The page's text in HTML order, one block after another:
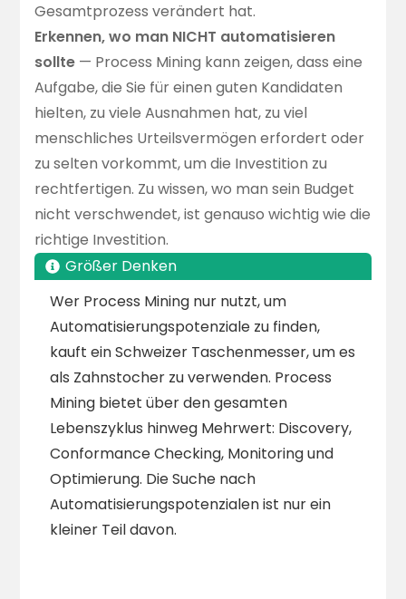
Gesamtprozess verändert hat.
Erkennen, wo man NICHT automatisieren
sollte — Process Mining kann zeigen, dass eine
Aufgabe, die Sie für einen guten Kandidaten
hielten, zu viele Ausnahmen hat, zu viel
menschliches Urteilsvermögen erfordert oder
zu selten vorkommt, um die Investition zu
rechtfertigen. Zu wissen, wo man sein Budget
nicht verschwendet, ist genauso wichtig wie die
richtige Investition.
Größer Denken
Wer Process Mining nur nutzt, um
Automatisierungspotenziale zu finden,
kauft ein Schweizer Taschenmesser, um es
als Zahnstocher zu verwenden. Process
Mining bietet über den gesamten
Lebenszyklus hinweg Mehrwert: Discovery,
Conformance Checking, Monitoring und
Optimierung. Die Suche nach
Automatisierungspotenzialen ist nur ein
kleiner Teil davon.